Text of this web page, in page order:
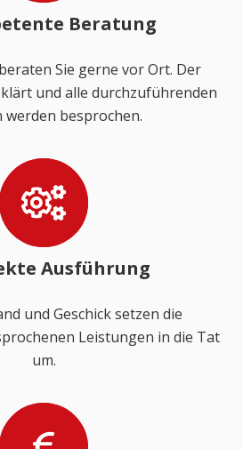
Beratung
Sie gerne vor Ort. Der
und alle durchzuführenden
werden besprochen.
Ausführung
und Geschick setzen die
Leistungen in die Tat
um.